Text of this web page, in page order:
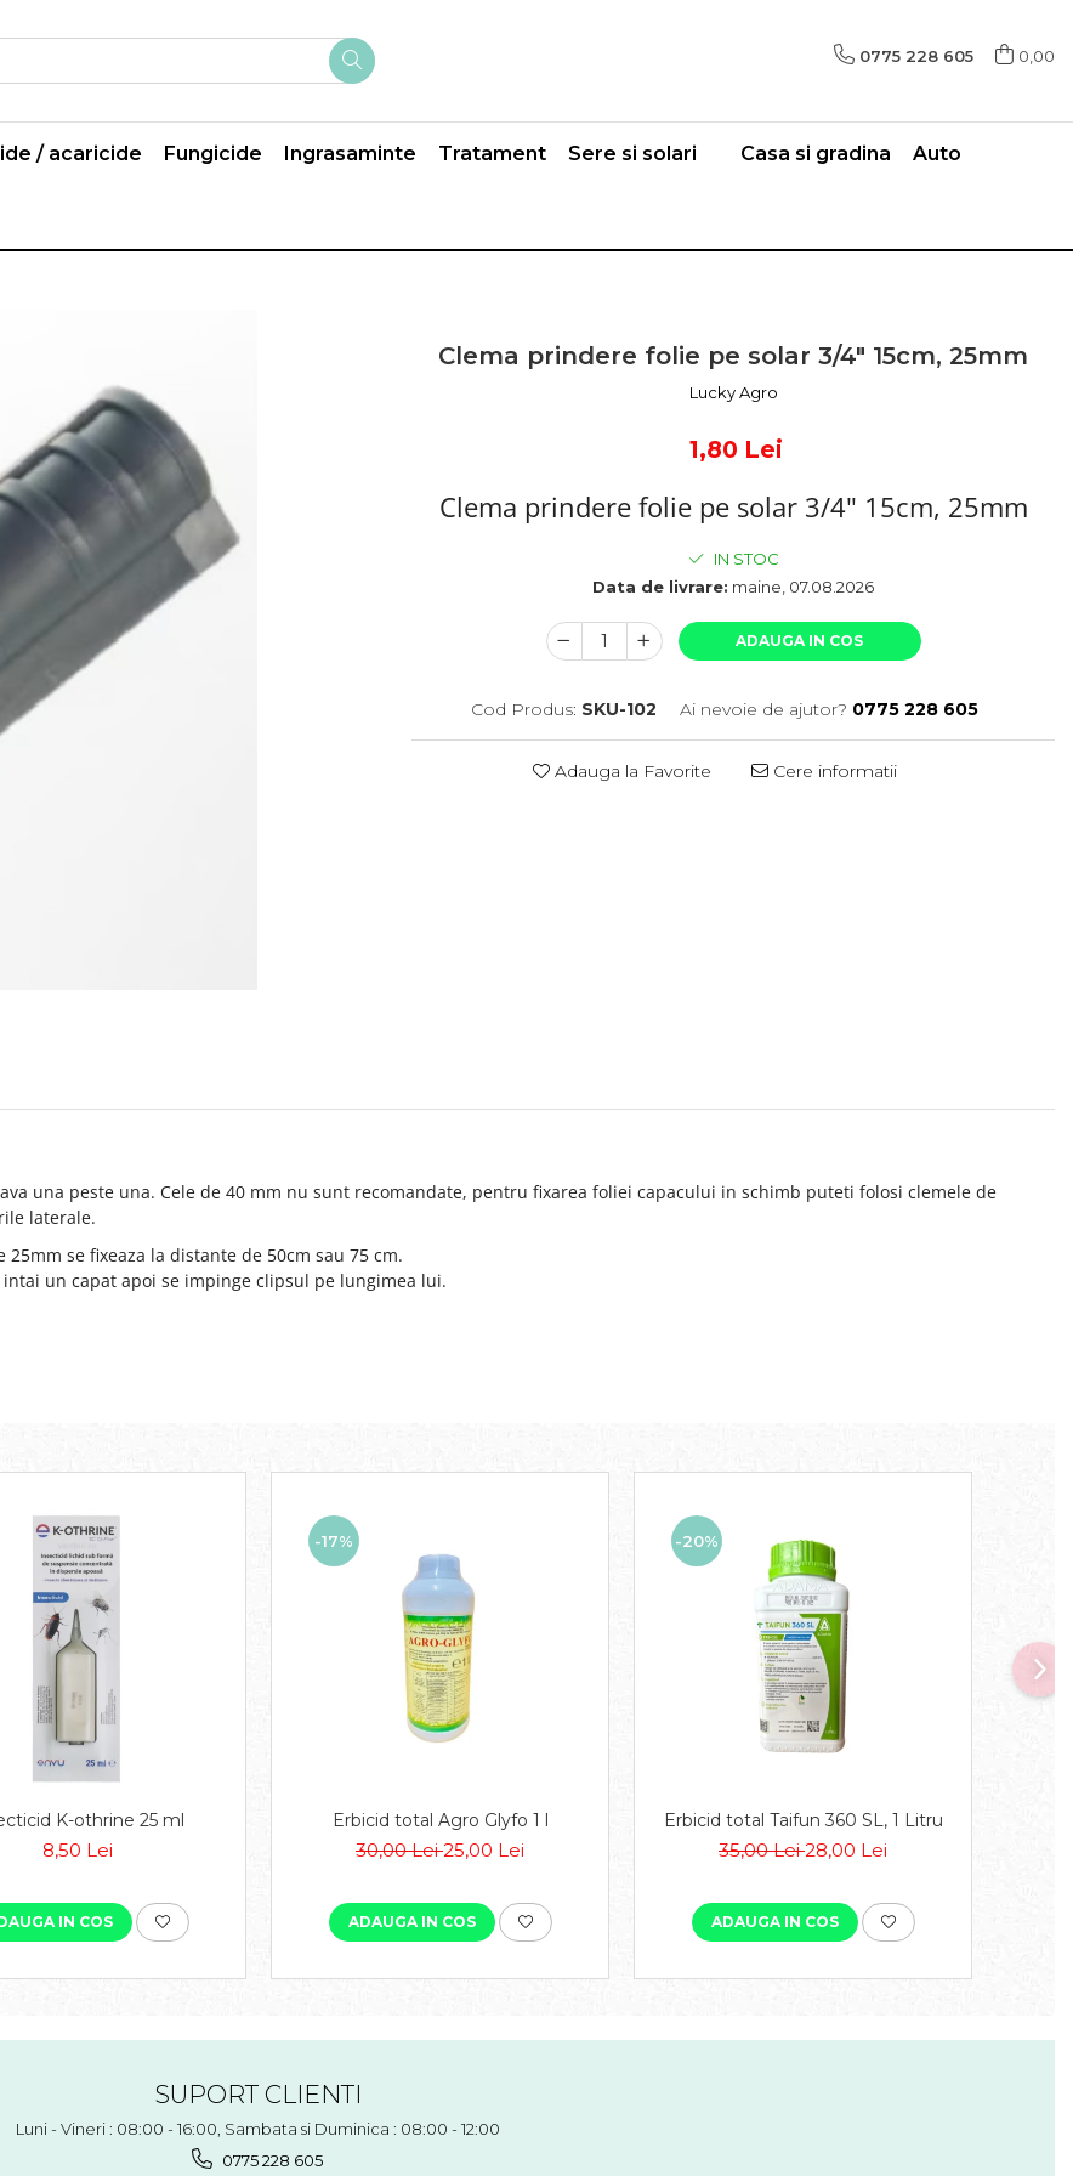
0775 228 605 0,00
/ acaricide Fungicide Ingrasaminte Tratament Sere si solari Casa si gradina Auto
Clema prindere folie pe solar 3/4" 15cm, 25mm
Lucky Agro
1,80 Lei
Clema prindere folie pe solar 3/4" 15cm, 25mm
IN STOC
Data de livrare: maine, 07.08.2026
ADAUGA IN COS
Cod Produs: SKU-102 Ai nevoie de ajutor? 0775 228 605
Adauga la Favorite Cere informatii
una peste una. Cele de 40 mm nu sunt recomandate, pentru fixarea foliei capacului in schimb puteti folosi clemele de
laterale.
se fixeaza la distante de 50cm sau 75 cm.
un capat apoi se impinge clipsul pe lungimea lui.
K-othrine 25 ml
8,50 Lei
IN COS
-17%
Erbicid total Agro Glyfo 1 l
30,00 Lei25,00 Lei
ADAUGA IN COS
-20%
Erbicid total Taifun 360 SL, 1 Litru
35,00 Lei28,00 Lei
ADAUGA IN COS
-
SUPORT CLIENTI
Luni - Vineri : 08:00 - 16:00, Sambata si Duminica : 08:00 - 12:00
0775 228 605